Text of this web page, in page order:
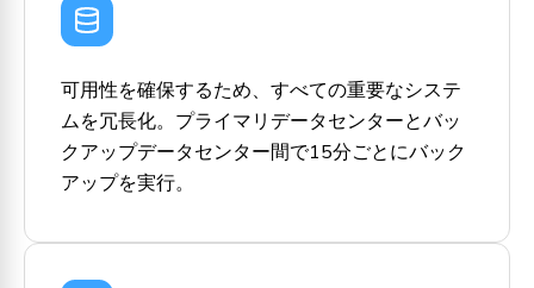
可用性を確保するため、すべての重要なシステ
ムを冗長化。プライマリデータセンターとバッ
クアップデータセンター間で15分ごとにバック
アップを実行。